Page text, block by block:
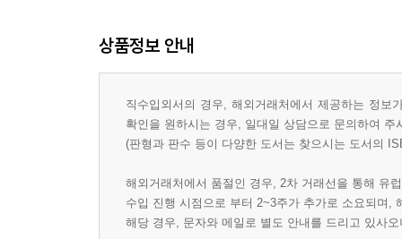
상품정보 안내
직수입외서의 경우, 해외거래처에서 제공하는 정
확인을 원하시는 경우, 일대일 상담으로 문의하여 주
(판형과 판수 등이 다양한 도서는 찾으시는 도서의
해외거래처에서 품절인 경우, 2차 거래선을 통해 유
수입 진행 시점으로 부터 2~3주가 추가로 소요되며,
해당 경우, 문자와 메일로 별도 안내를 드리고 있사